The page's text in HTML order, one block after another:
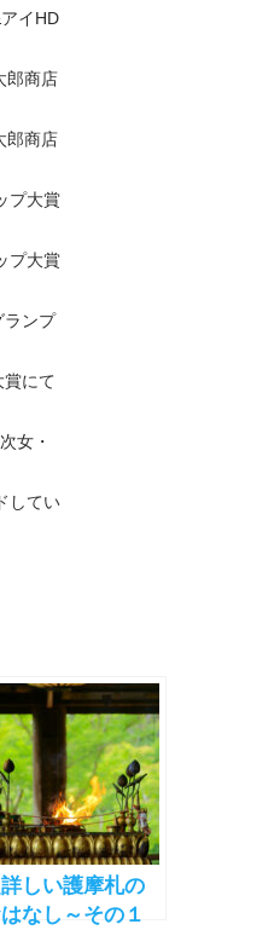
イHD
郎商店
郎商店
大賞
大賞
ンプ
にて
女・
してい
しい護摩札の
なし～その１